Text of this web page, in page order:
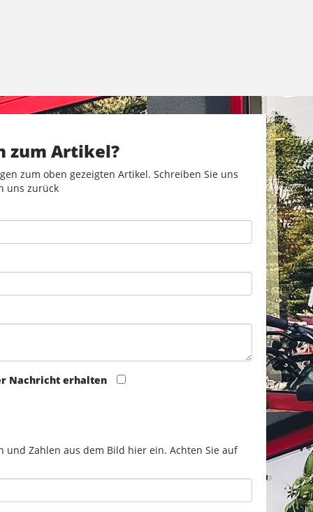
zum Artikel?
zum oben gezeigten Artikel. Schreiben Sie uns
uns zurück
Nachricht erhalten
und Zahlen aus dem Bild hier ein. Achten Sie auf